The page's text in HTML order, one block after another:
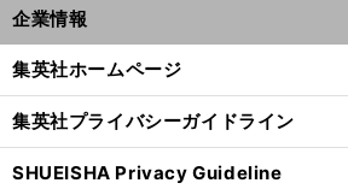
企業情報
集英社ホームページ
集英社プライバシーガイドライン
SHUEISHA Privacy Guideline